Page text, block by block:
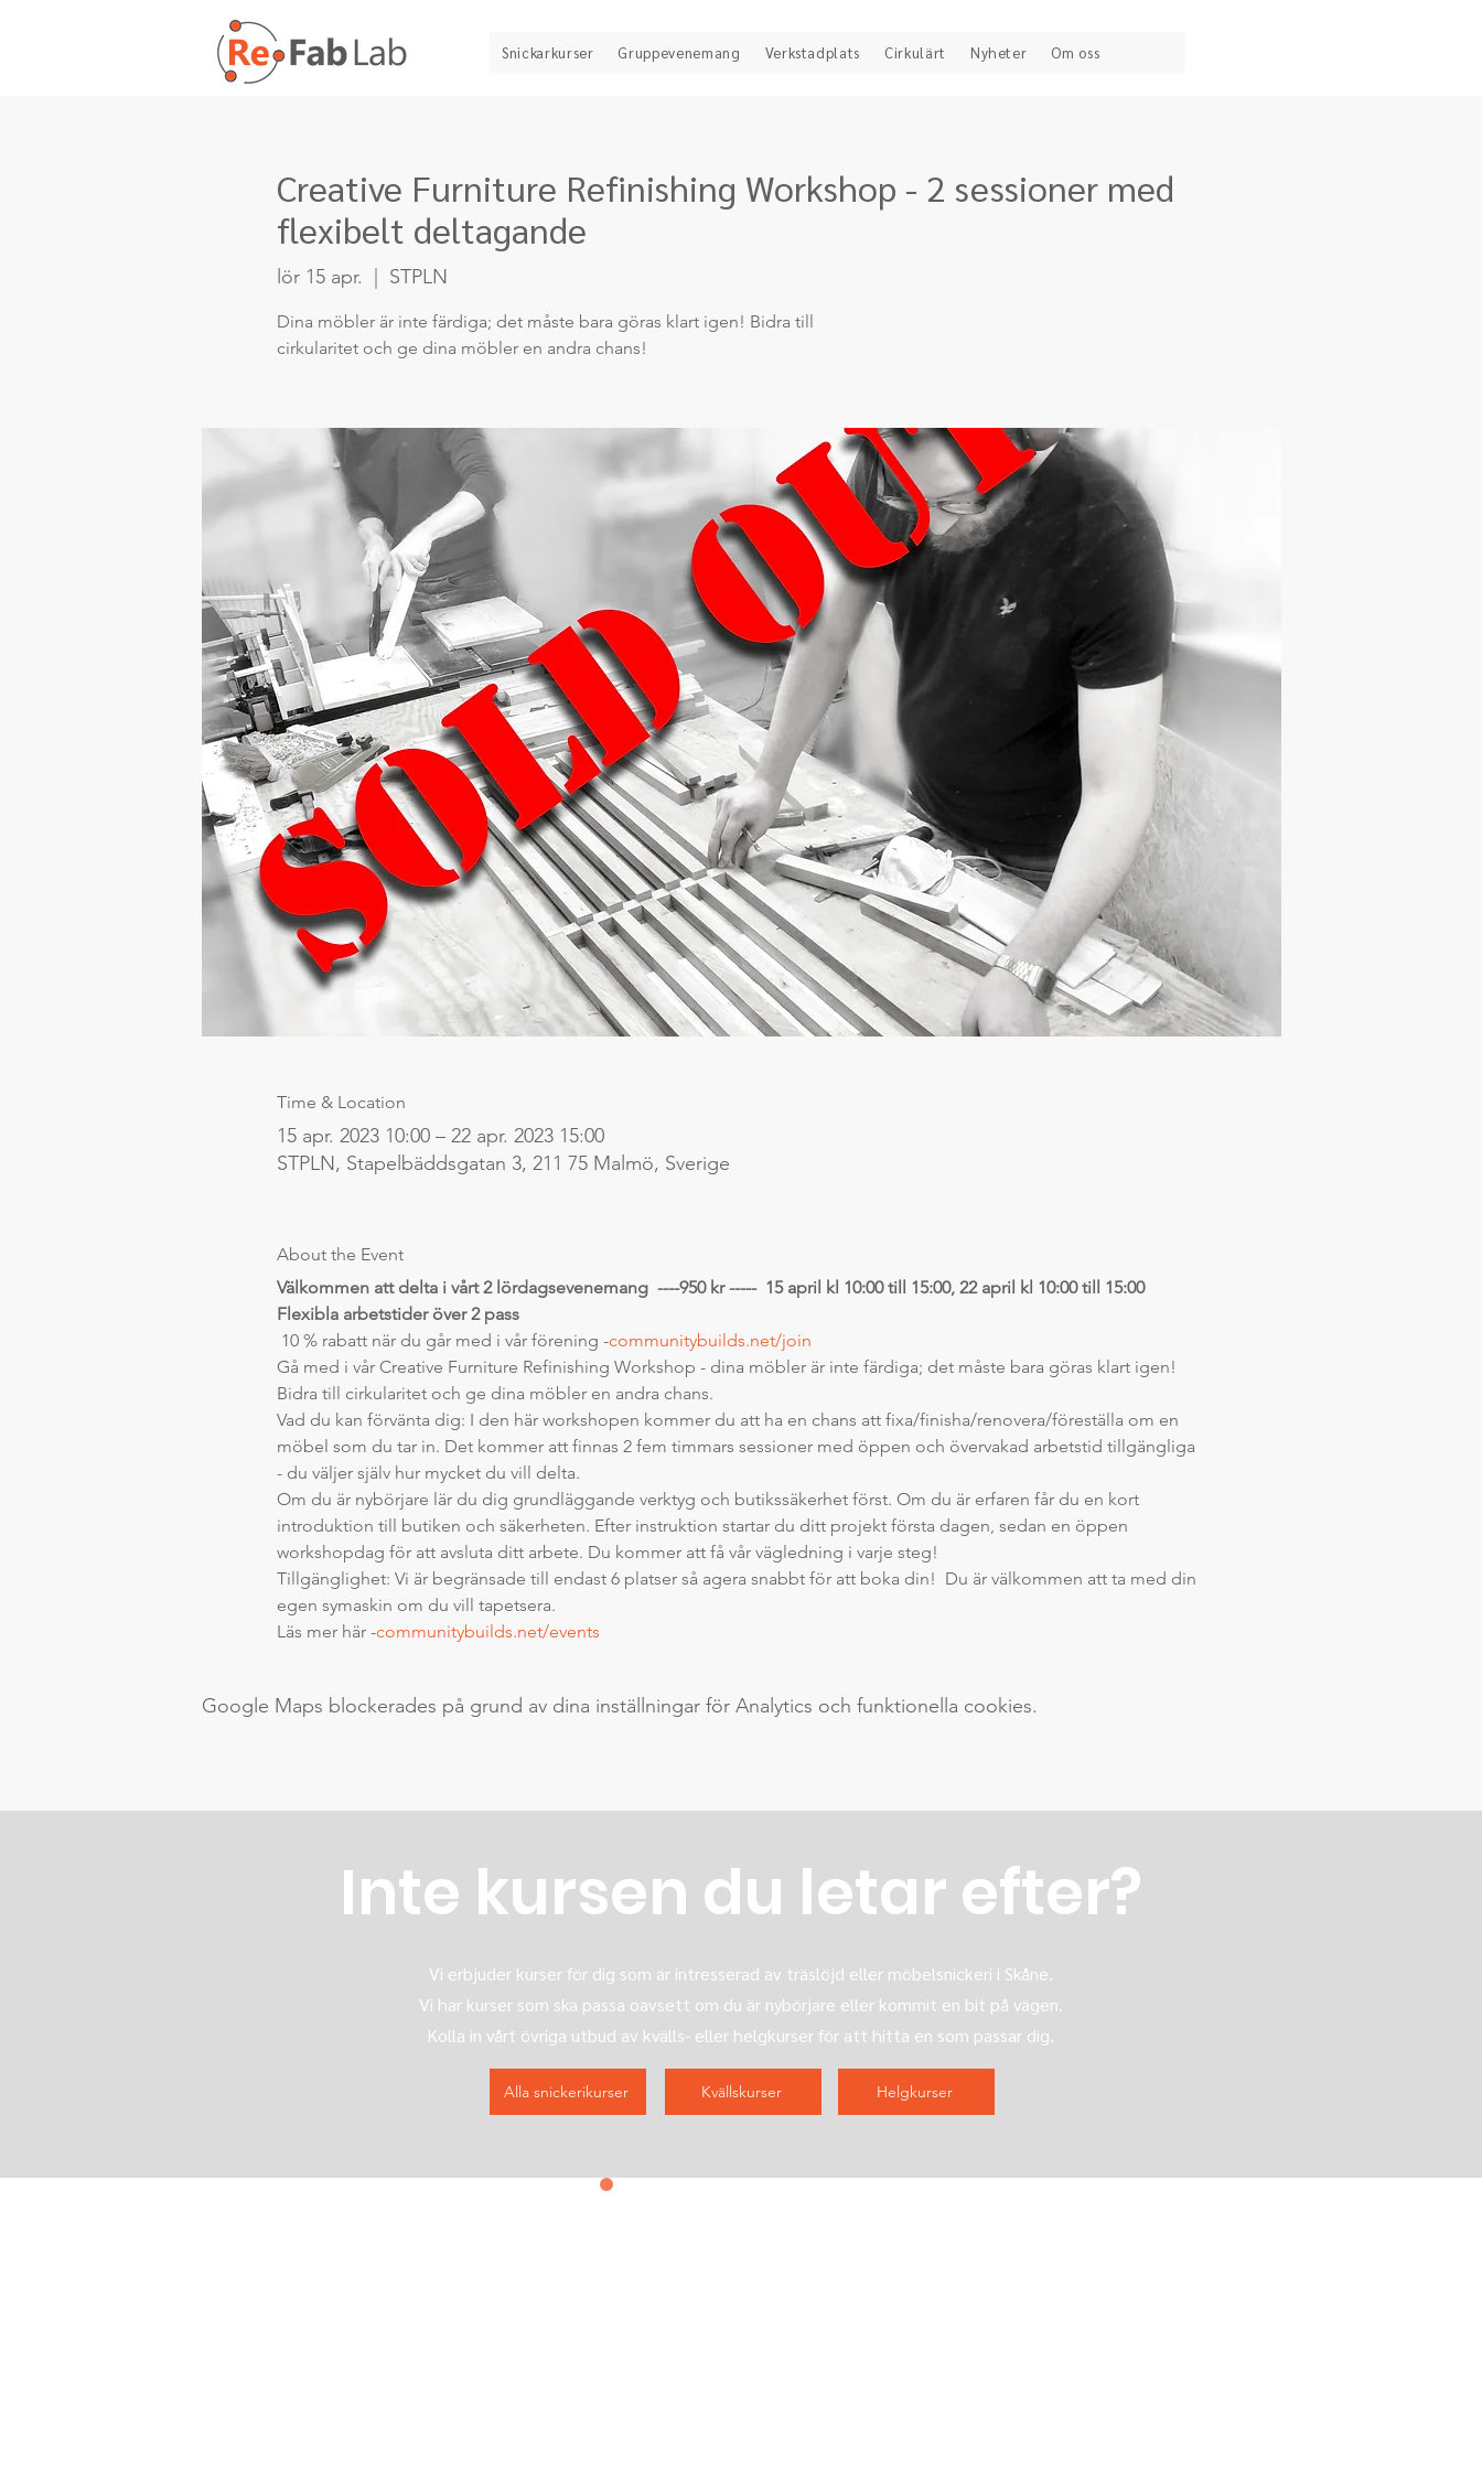
Snickarkurser Gruppevenemang Verkstadplats Cirkulärt Nyheter Om oss
Creative Furniture Refinishing Workshop - 2 sessioner med
flexibelt deltagande
lör 15 apr. STPLN
Dina möbler är inte färdiga; det måste bara göras klart igen! Bidra till
cirkularitet och ge dina möbler en andra chans!
Time & Location
15 apr. 2023 10:00 – 22 apr. 2023 15:00
STPLN, Stapelbäddsgatan 3, 211 75 Malmö, Sverige
About the Event
Välkommen att delta i vårt 2 lördagsevenemang  ----950 kr -----  15 april kl 10:00 till 15:00, 22 april kl 10:00 till 15:00
Flexibla arbetstider över 2 pass
10 % rabatt när du går med i vår förening -communitybuilds.net/join
Gå med i vår Creative Furniture Refinishing Workshop - dina möbler är inte färdiga; det måste bara göras klart igen!
Bidra till cirkularitet och ge dina möbler en andra chans.
Vad du kan förvänta dig: I den här workshopen kommer du att ha en chans att fixa/finisha/renovera/föreställa om en
möbel som du tar in. Det kommer att finnas 2 fem timmars sessioner med öppen och övervakad arbetstid tillgängliga
- du väljer själv hur mycket du vill delta.
Om du är nybörjare lär du dig grundläggande verktyg och butikssäkerhet först. Om du är erfaren får du en kort
introduktion till butiken och säkerheten. Efter instruktion startar du ditt projekt första dagen, sedan en öppen
workshopdag för att avsluta ditt arbete. Du kommer att få vår vägledning i varje steg!
Tillgänglighet: Vi är begränsade till endast 6 platser så agera snabbt för att boka din!  Du är välkommen att ta med din
egen symaskin om du vill tapetsera.
Läs mer här -communitybuilds.net/events
Google Maps blockerades på grund av dina inställningar för Analytics och funktionella cookies.
Inte kursen du letar efter?
Vi erbjuder kurser för dig som är intresserad av träslöjd eller möbelsnickeri i Skåne.
Vi har kurser som ska passa oavsett om du är nybörjare eller kommit en bit på vägen.
Kolla in vårt övriga utbud av kvälls- eller helgkurser för att hitta en som passar dig.
Alla snickerikurser Kvällskurser Helgkurser